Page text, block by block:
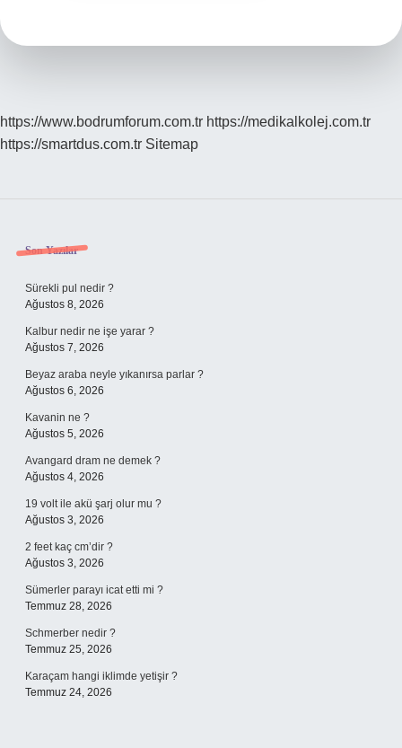
https://www.bodrumforum.com.tr https://medikalkolej.com.tr
https://smartdus.com.tr Sitemap
Sidebar
Son Yazılar
Sürekli pul nedir ?
Ağustos 8, 2026
Kalbur nedir ne işe yarar ?
Ağustos 7, 2026
Beyaz araba neyle yıkanırsa parlar ?
Ağustos 6, 2026
Kavanin ne ?
Ağustos 5, 2026
Avangard dram ne demek ?
Ağustos 4, 2026
19 volt ile akü şarj olur mu ?
Ağustos 3, 2026
2 feet kaç cm’dir ?
Ağustos 3, 2026
Sümerler parayı icat etti mi ?
Temmuz 28, 2026
Schmerber nedir ?
Temmuz 25, 2026
Karaçam hangi iklimde yetişir ?
Temmuz 24, 2026